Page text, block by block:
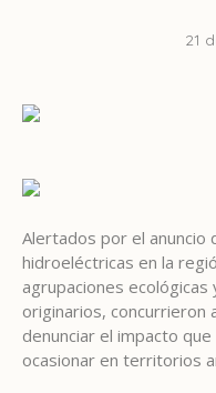
21
Alertados por el anuncio
hidroeléctricas en la
agrupaciones
originarios, concurrieron
denunciar el impacto
ocasionar en territorios